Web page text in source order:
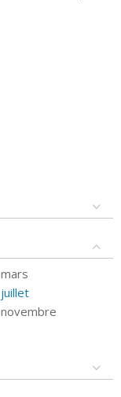
mars
juillet
novembre